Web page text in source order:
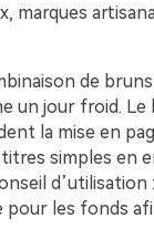
marques
de
un jour froid.
la mise en
simples en
les fonds